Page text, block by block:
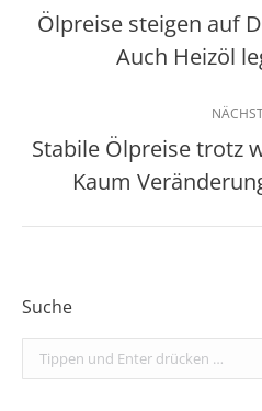
Ölpreise steigen auf
Auch Heizöl
Stabile Ölpreise trotz
Kaum
Suche
Search: